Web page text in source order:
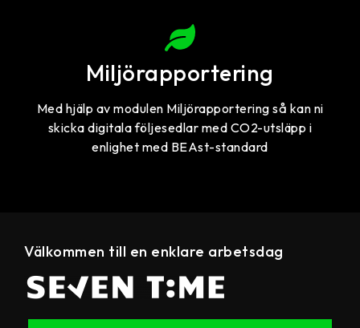
Miljörapportering
Med hjälp av modulen Miljörapportering så kan ni
skicka digitala följesedlar med CO2-utsläpp i
enlighet med BEAst-standard
Välkommen till en enklare arbetsdag